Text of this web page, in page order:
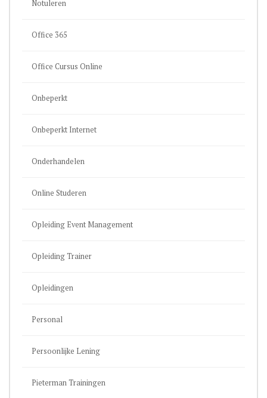
Notuleren
Office 365
Office Cursus Online
Onbeperkt
Onbeperkt Internet
Onderhandelen
Online Studeren
Opleiding Event Management
Opleiding Trainer
Opleidingen
Personal
Persoonlijke Lening
Pieterman Trainingen